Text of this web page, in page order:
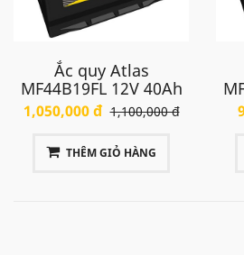
Ắc quy Atlas
MF44B19FL 12V 40Ah
1,050,000 đ 1,100,000 đ
THÊM GIỎ HÀNG